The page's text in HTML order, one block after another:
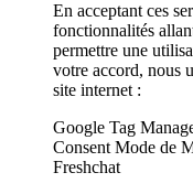
En acceptant ces
fonctionnalités
permettre une
votre accord, nous
site internet :
Google Tag
Consent Mode de
Freshchat